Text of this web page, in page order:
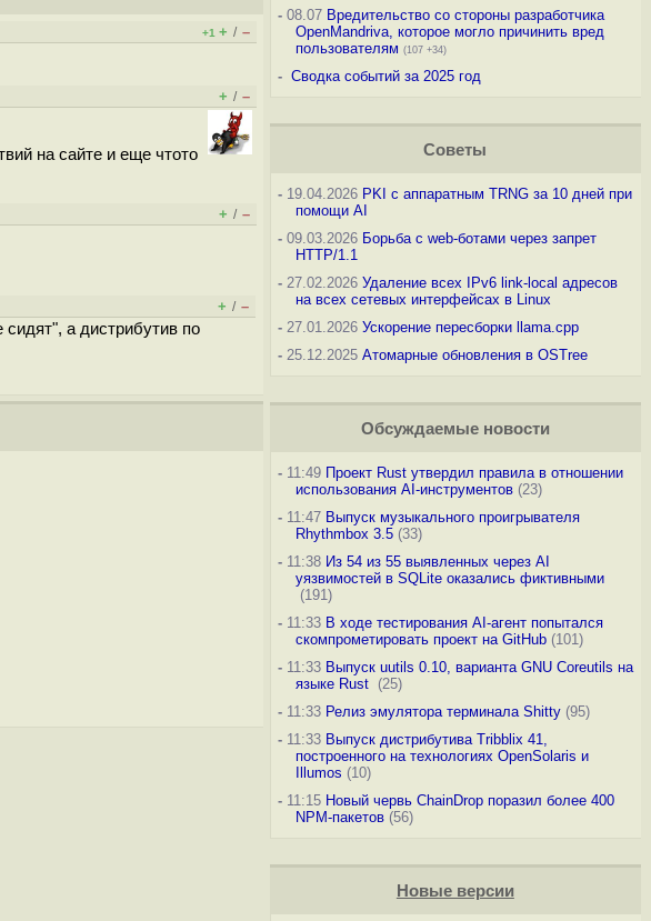
+1 + / –
+ / –
на сайте и еще чтото
+ / –
+ / –
а дистрибутив по
-08.07 Вредительство со стороны разработчика
OpenMandriva, которое могло причинить вред
пользователям (107 +34)
- Сводка событий за 2025 год
Советы
-19.04.2026 PKI с аппаратным TRNG за 10 дней при
помощи AI
-09.03.2026 Борьба с web-ботами через запрет
HTTP/1.1
-27.02.2026 Удаление всех IPv6 link-local адресов
на всех сетевых интерфейсах в Linux
-27.01.2026 Ускорение пересборки llama.cpp
-25.12.2025 Атомарные обновления в OSTree
Обсуждаемые новости
-11:49 Проект Rust утвердил правила в отношении
использования AI-инструментов(23)
-11:47 Выпуск музыкального проигрывателя
Rhythmbox 3.5(33)
-11:38 Из 54 из 55 выявленных через AI
уязвимостей в SQLite оказались фиктивными
(191)
-11:33 В ходе тестирования AI-агент попытался
скомпрометировать проект на GitHub(101)
-11:33 Выпуск uutils 0.10, варианта GNU Coreutils на
языке Rust (25)
-11:33 Релиз эмулятора терминала Shitty(95)
-11:33 Выпуск дистрибутива Tribblix 41,
построенного на технологиях OpenSolaris и
Illumos (10)
-11:15 Новый червь ChainDrop поразил более 400
NPM-пакетов(56)
Новые версии